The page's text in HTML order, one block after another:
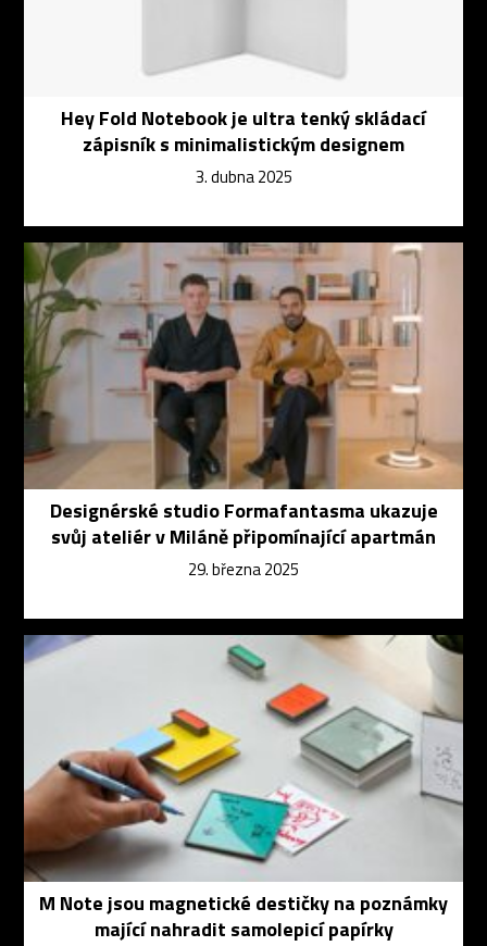
Hey Fold Notebook je ultra tenký skládací
zápisník s minimalistickým designem
3. dubna 2025
Designérské studio Formafantasma ukazuje
svůj ateliér v Miláně připomínající apartmán
29. března 2025
M Note jsou magnetické destičky na poznámky
mající nahradit samolepicí papírky